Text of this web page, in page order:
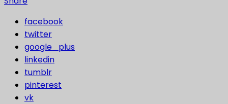
facebook
twitter
google_plus
linkedin
tumblr
pinterest
vk